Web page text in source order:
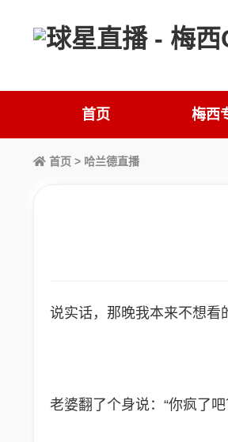
首页 梅西
首页 > 哈兰德直播
说实话，那晚我本来不想看
老婆翻了个身说：“你疯了